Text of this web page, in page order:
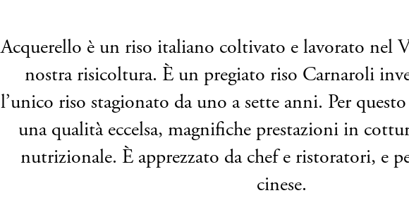
Acquerello è un riso italiano coltivato e lavorato nel
nostra risicoltura. È un pregiato riso Carnaroli
l’unico riso stagionato da uno a sette anni. Per
una qualità eccelsa, magnifiche prestazioni in
nutrizionale. È apprezzato da chef e ristoratori, e
cinese.